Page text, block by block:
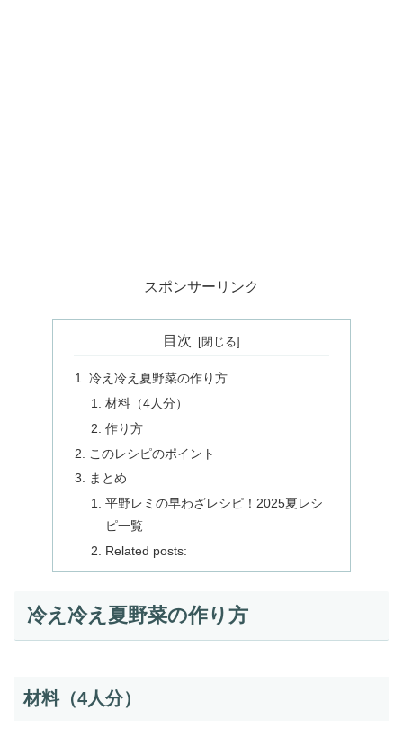
スポンサーリンク
目次
冷え冷え夏野菜の作り方
材料（4人分）
作り方
このレシピのポイント
まとめ
平野レミの早わざレシピ！2025夏レシ
ピ一覧
Related posts:
冷え冷え夏野菜の作り方
材料（4人分）